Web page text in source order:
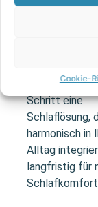
Cookie-
realistisch
So entsteht
Schritt eine
Schlaflösung,
harmonisch in
Alltag
langfristig für